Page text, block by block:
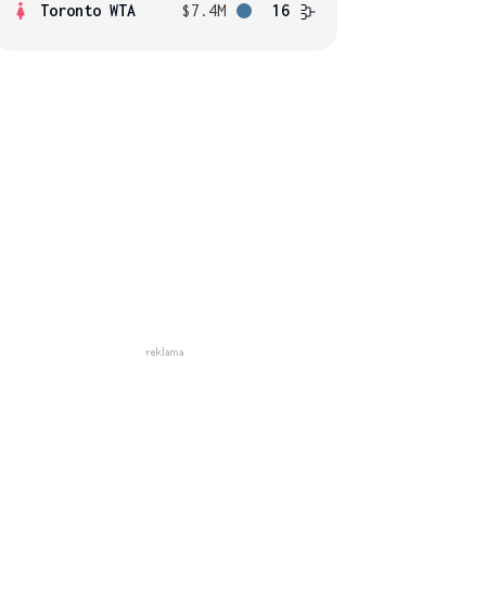
Toronto WTA
$7.4M 16